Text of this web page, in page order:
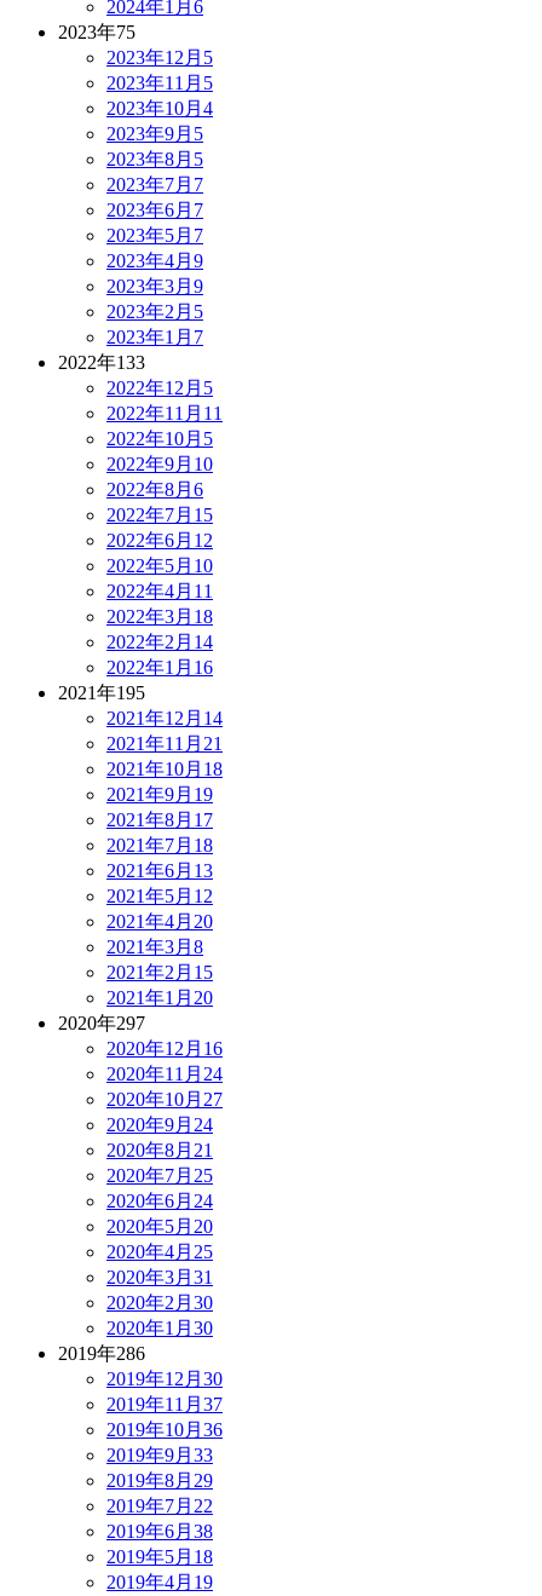
2024年1月 6
2023年75
2023年12月 5
2023年11月 5
2023年10月 4
2023年9月 5
2023年8月 5
2023年7月 7
2023年6月 7
2023年5月 7
2023年4月 9
2023年3月 9
2023年2月 5
2023年1月 7
2022年133
2022年12月 5
2022年11月 11
2022年10月 5
2022年9月 10
2022年8月 6
2022年7月 15
2022年6月 12
2022年5月 10
2022年4月 11
2022年3月 18
2022年2月 14
2022年1月 16
2021年195
2021年12月 14
2021年11月 21
2021年10月 18
2021年9月 19
2021年8月 17
2021年7月 18
2021年6月 13
2021年5月 12
2021年4月 20
2021年3月 8
2021年2月 15
2021年1月 20
2020年297
2020年12月 16
2020年11月 24
2020年10月 27
2020年9月 24
2020年8月 21
2020年7月 25
2020年6月 24
2020年5月 20
2020年4月 25
2020年3月 31
2020年2月 30
2020年1月 30
2019年286
2019年12月 30
2019年11月 37
2019年10月 36
2019年9月 33
2019年8月 29
2019年7月 22
2019年6月 38
2019年5月 18
2019年4月 19